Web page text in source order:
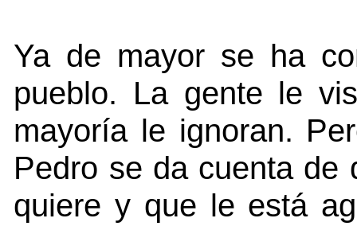
Ya de mayor se ha
pueblo. La gente le
mayoría le ignoran.
Pedro se da cuenta de
quiere y que le está